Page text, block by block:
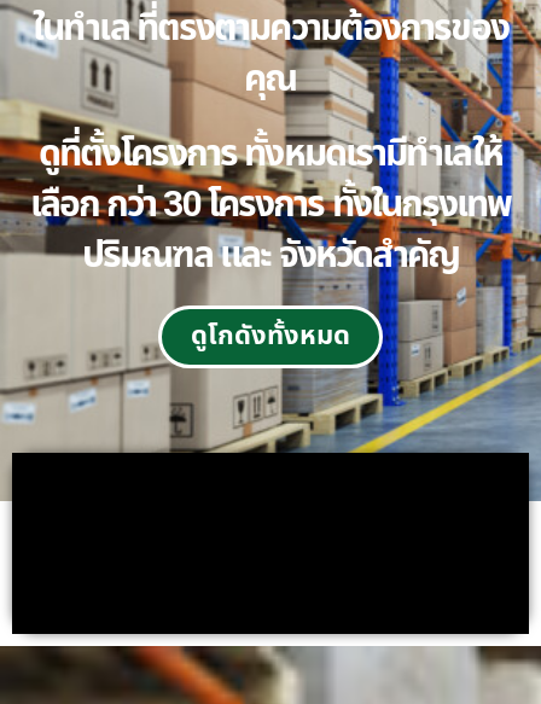
ในทำเล ที่ตรงตามความต้องการของ
คุณ
ดูที่ตั้งโครงการ ทั้งหมดเรามีทำเลให้
เลือก กว่า 30 โครงการ ทั้งในกรุงเทพ
ปริมณฑล และ จังหวัดสำคัญ
ดูโกดังทั้งหมด